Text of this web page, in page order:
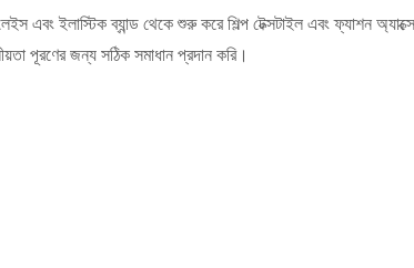
এবং ইলাস্টিক ব্যান্ড থেকে শুরু করে শিল্প টেক্সটাইল এবং ফ্যাশন
পূরণের জন্য সঠিক সমাধান প্রদান করি।